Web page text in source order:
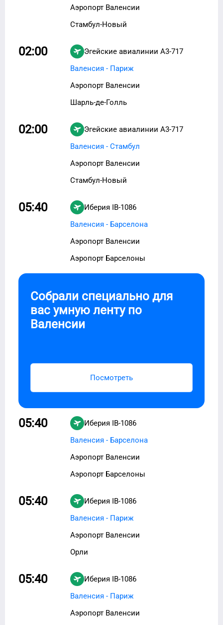
Аэропорт Валенсии
Стамбул-Новый
02:00 Эгейские авиалинии A3-717
Валенсия - Париж
Аэропорт Валенсии
Шарль-де-Голль
02:00 Эгейские авиалинии A3-717
Валенсия - Стамбул
Аэропорт Валенсии
Стамбул-Новый
05:40 Иберия IB-1086
Валенсия - Барселона
Аэропорт Валенсии
Аэропорт Барселоны
Собрали специально для
вас умную ленту по
Валенсии
Посмотреть
05:40 Иберия IB-1086
Валенсия - Барселона
Аэропорт Валенсии
Аэропорт Барселоны
05:40 Иберия IB-1086
Валенсия - Париж
Аэропорт Валенсии
Орли
05:40 Иберия IB-1086
Валенсия - Париж
Аэропорт Валенсии